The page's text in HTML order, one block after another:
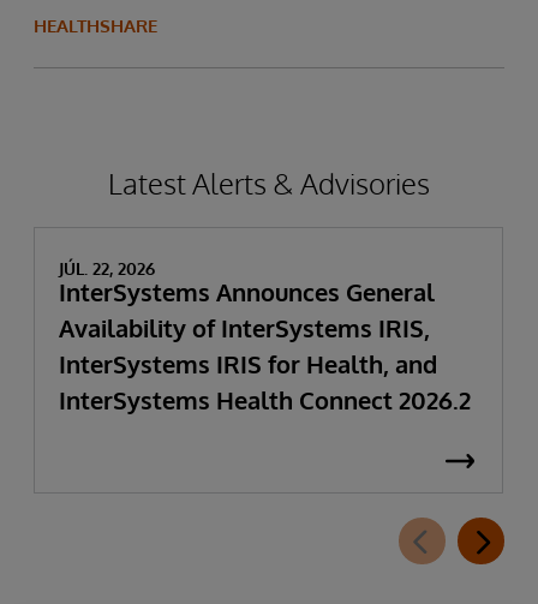
HEALTHSHARE
Latest Alerts & Advisories
JÚL. 22, 2026
InterSystems Announces General
Availability of InterSystems IRIS,
InterSystems IRIS for Health, and
InterSystems Health Connect 2026.2